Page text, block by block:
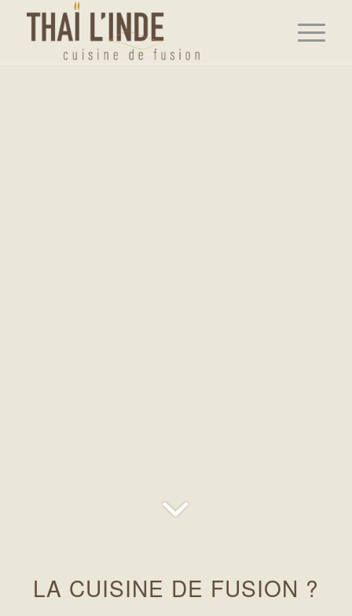
LA CUISINE DE FUSION ?